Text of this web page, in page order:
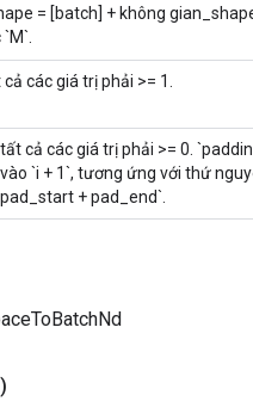
= [batch] + không
các giá trị phải >= 1.
cả các giá trị phải >= 0.
`i + 1`, tương ứng với thứ
+ pad_end`.